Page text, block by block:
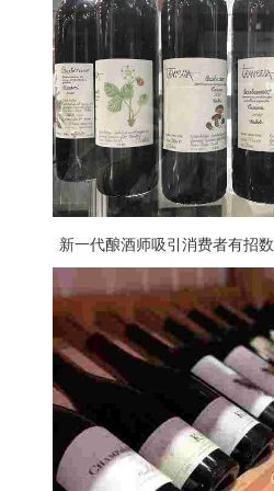
新一代酿酒师吸引消费者有招
标博眼球